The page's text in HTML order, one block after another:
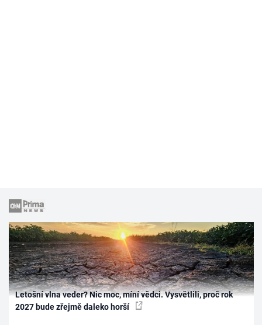
Letošní vlna veder? Nic moc, míní vědci. Vysvětlili, proč rok
2027 bude zřejmě daleko horší